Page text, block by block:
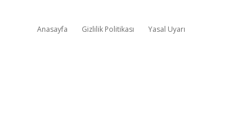
Anasayfa Gizlilik Politikası Yasal Uyarı